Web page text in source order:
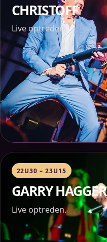
CHRISTOFF
Live optreden.
22U30 – 23U15
GARRY HAGGER
Live optreden.